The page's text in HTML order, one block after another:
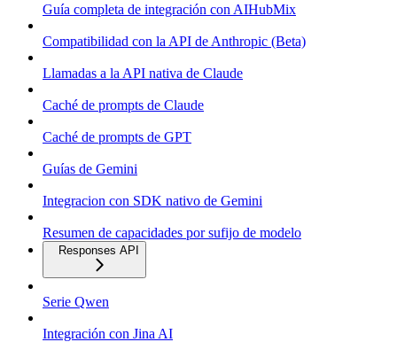
Guía completa de integración con AIHubMix
Compatibilidad con la API de Anthropic (Beta)
Llamadas a la API nativa de Claude
Caché de prompts de Claude
Caché de prompts de GPT
Guías de Gemini
Integracion con SDK nativo de Gemini
Resumen de capacidades por sufijo de modelo
Responses API
Serie Qwen
Integración con Jina AI